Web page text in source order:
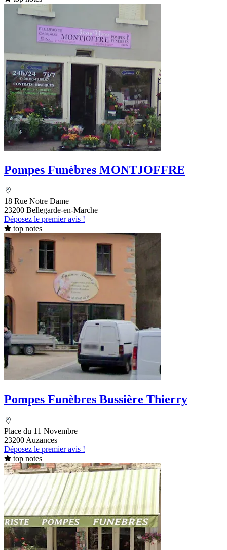
Pompes Funèbres MONTJOFFRE
18 Rue Notre Dame
23200 Bellegarde-en-Marche
Déposez le premier avis !
top notes
Pompes Funèbres Bussière Thierry
Place du 11 Novembre
23200 Auzances
Déposez le premier avis !
top notes